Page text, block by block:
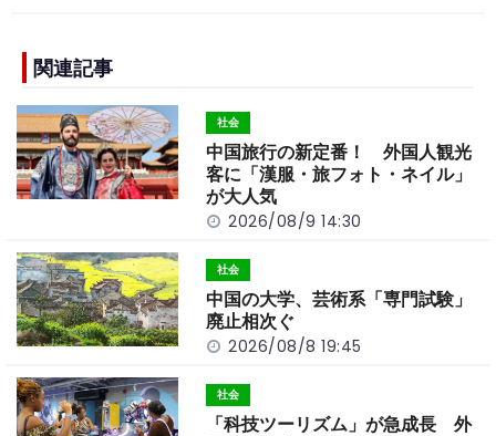
e
b
o
o
k
n
k
関連記事
社会
中国旅行の新定番！ 外国人観光
客に「漢服・旅フォト・ネイル」
が大人気
2026/08/9 14:30
社会
中国の大学、芸術系「専門試験」
廃止相次ぐ
2026/08/8 19:45
社会
「科技ツーリズム」が急成長 外